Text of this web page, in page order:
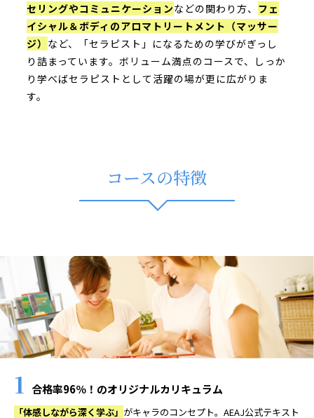
セリングやコミュニケーションなどの関わり方、 フェ
イシャル＆ボディのアロマトリートメント（マッサー
ジ） など、「セラピスト」になるための学びがぎっし
り詰まっています。ボリューム満点のコースで、しっか
り学べばセラピストとして活躍の場が更に広がりま
す。
コースの特徴
1 合格率96％！のオリジナルカリキュラム
「体感しながら深く学ぶ」 がキャラのコンセプト。AEAJ公式テキスト